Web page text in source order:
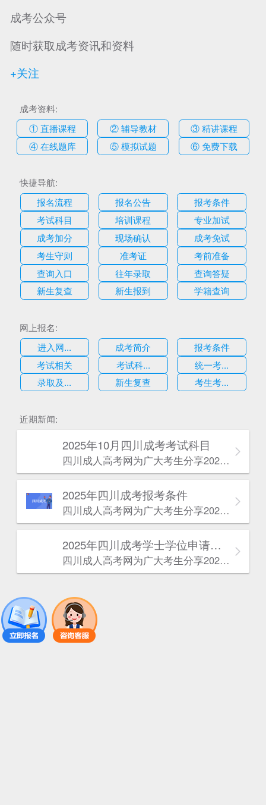
成考公众号
随时获取成考资讯和资料
+关注
成考资料:
① 直播课程
② 辅导教材
③ 精讲课程
④ 在线题库
⑤ 模拟试题 ⑥ 免费下载
快捷导航:
报名流程
报名公告
报考条件
考试科目
培训课程
专业加试
成考加分
现场确认
成考免试
考生守则
准考证
考前准备
查询入口
往年录取
查询答疑
新生复查
新生报到 学籍查询
网上报名:
进入网...
成考简介
报考条件
考试相关
考试科...
统一考...
录取及...
新生复查 考生考...
近期新闻:
2025年10月四川成考考试科目
四川成人高考网​为广大考生分享2025年10月四川成考考试科目。为广大在职人员和社会人士提供学历提升的机会。更多四川成考考试信息，欢迎在线访问四川成人高考网。
2025年‌‌‌‌四川成考报考条件
四川成人高考网​为广大考生分享2025年‌‌‌‌四川成考报考条件。为广大在职人员和社会人士提供学历提升的机会。更多四川成考考试信息，欢迎在线访问四川成人高考网。
2025年‌‌‌‌四川成考学士学位申请条件
四川成人高考网​为广大考生分享2025年‌‌‌‌四川成考学士学位申请条件。为广大在职人员和社会人士提供学历提升的机会。更多四川成考考试信息，欢迎在线访问四川成人高考网。